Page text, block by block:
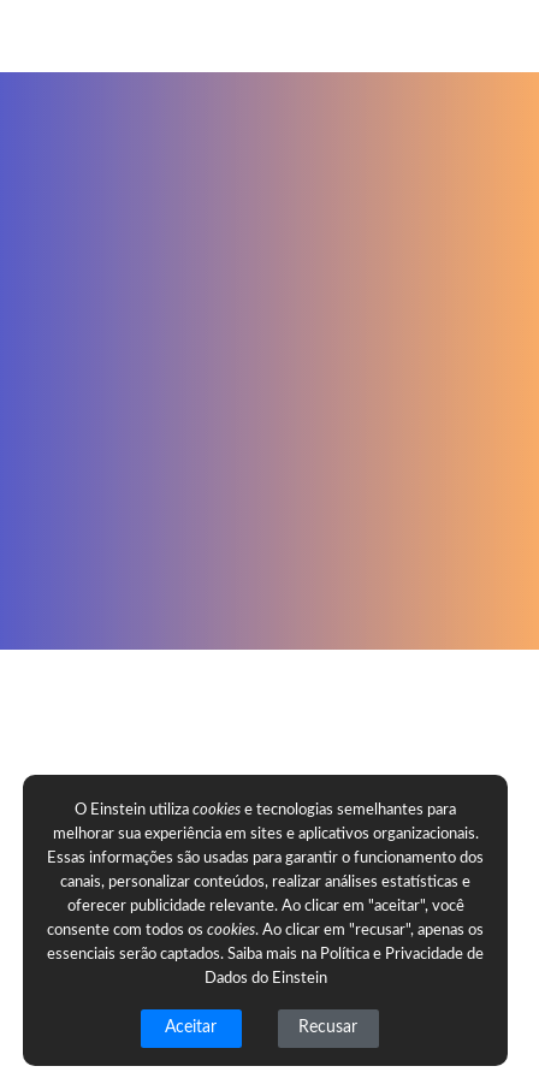
O Einstein utilizacookies e tecnologias semelhantes para
melhorar sua experiência em sites e aplicativos organizacionais.
Essas informações são usadas para garantir o funcionamento dos
canais, personalizar conteúdos, realizar análises estatísticas e
oferecer publicidade relevante. Ao clicar em "aceitar", você
consente com todos oscookies. Ao clicar em "recusar", apenas os
essenciais serão captados. Saiba mais na Política e Privacidade de
Dados do Einstein
Aceitar Recusar